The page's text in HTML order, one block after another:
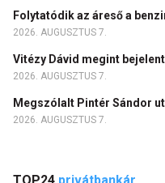
Folytatódik az áreső a
2026. AUGUSZTUS 7.
Vitézy Dávid megint
2026. AUGUSZTUS 7.
Megszólalt Pintér Sándor
2026. AUGUSZTUS 7.